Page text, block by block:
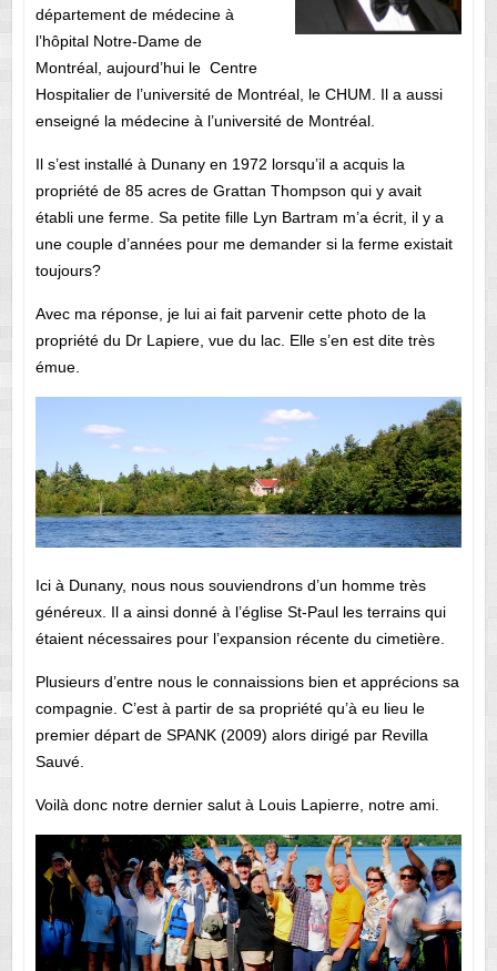
département de médecine à
l’hôpital Notre-Dame de
Montréal, aujourd’hui le Centre
Hospitalier de l’université de Montréal, le CHUM. Il a aussi
enseigné la médecine à l’université de Montréal.
Il s’est installé à Dunany en 1972 lorsqu’il a acquis la
propriété de 85 acres de Grattan Thompson qui y avait
établi une ferme. Sa petite fille Lyn Bartram m’a écrit, il y a
une couple d’années pour me demander si la ferme existait
toujours?
Avec ma réponse, je lui ai fait parvenir cette photo de la
propriété du Dr Lapiere, vue du lac. Elle s’en est dite très
émue.
Ici à Dunany, nous nous souviendrons d’un homme très
généreux. Il a ainsi donné à l’église St-Paul les terrains qui
étaient nécessaires pour l’expansion récente du cimetière.
Plusieurs d’entre nous le connaissions bien et apprécions sa
compagnie. C’est à partir de sa propriété qu’à eu lieu le
premier départ de SPANK (2009) alors dirigé par Revilla
Sauvé.
Voilà donc notre dernier salut à Louis Lapierre, notre ami.